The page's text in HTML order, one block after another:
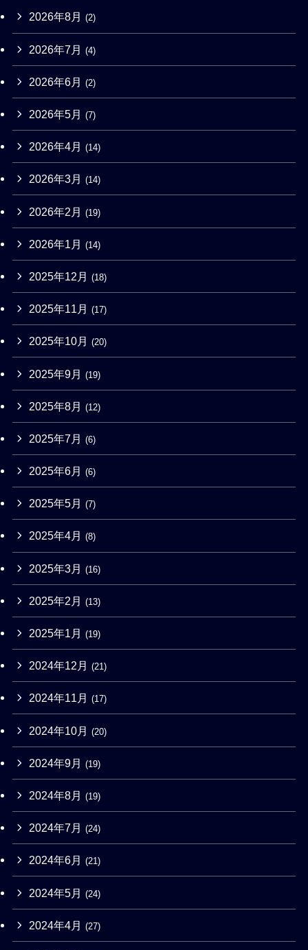
2026年8月 (2)
2026年7月 (4)
2026年6月 (2)
2026年5月 (7)
2026年4月 (14)
2026年3月 (14)
2026年2月 (19)
2026年1月 (14)
2025年12月 (18)
2025年11月 (17)
2025年10月 (20)
2025年9月 (19)
2025年8月 (12)
2025年7月 (6)
2025年6月 (6)
2025年5月 (7)
2025年4月 (8)
2025年3月 (16)
2025年2月 (13)
2025年1月 (19)
2024年12月 (21)
2024年11月 (17)
2024年10月 (20)
2024年9月 (19)
2024年8月 (19)
2024年7月 (24)
2024年6月 (21)
2024年5月 (24)
2024年4月 (27)